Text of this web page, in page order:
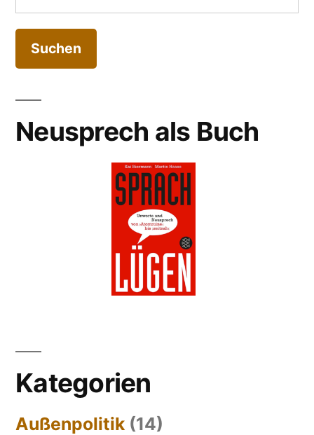
nach:
Neusprech als Buch
Kategorien
Außenpolitik (14)